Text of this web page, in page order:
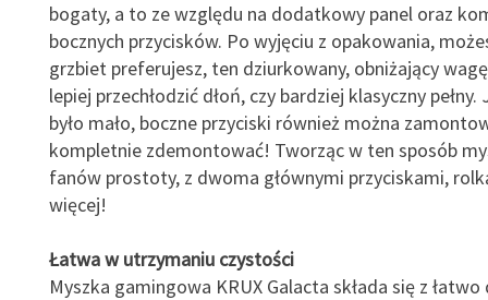
bogaty, a to ze względu na dodatkowy panel oraz
bocznych przycisków. Po wyjęciu z opakowania,
grzbiet preferujesz, ten dziurkowany, obniżający
lepiej przechłodzić dłoń, czy bardziej klasyczny
było mało, boczne przyciski również można
kompletnie zdemontować! Tworząc w ten sposób
fanów prostoty, z dwoma głównymi przyciskami,
więcej!
Łatwa w utrzymaniu czystości
Myszka gamingowa KRUX Galacta składa się z